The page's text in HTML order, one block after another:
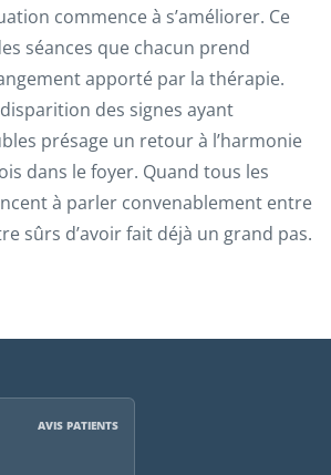
commence à s’améliorer. Ce
séances que chacun prend
apporté par la thérapie.
des signes ayant
présage un retour à l’harmonie
dans le foyer. Quand tous les
à parler convenablement entre
sûrs d’avoir fait déjà un grand pas.
AVIS PATIENTS